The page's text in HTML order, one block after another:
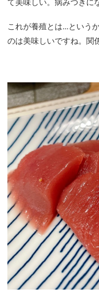
て美味しい。病みつきに
これが養殖とは...という
のは美味しいですね。関